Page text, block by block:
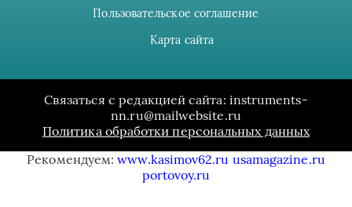
Пользовательское соглашение
Карта сайта
Связаться с редакцией сайта: instruments-
nn.ru@mailwebsite.ru
Политика обработки персональных данных
Рекомендуем:www.kasimov62.ru usamagazine.ru
portovoy.ru